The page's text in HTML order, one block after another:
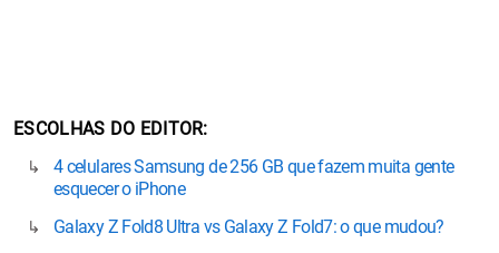
ESCOLHAS DO EDITOR
4 celulares Samsung de 256 GB que fazem muita gente
esquecer o iPhone
Galaxy Z Fold8 Ultra vs Galaxy Z Fold7: o que mudou?